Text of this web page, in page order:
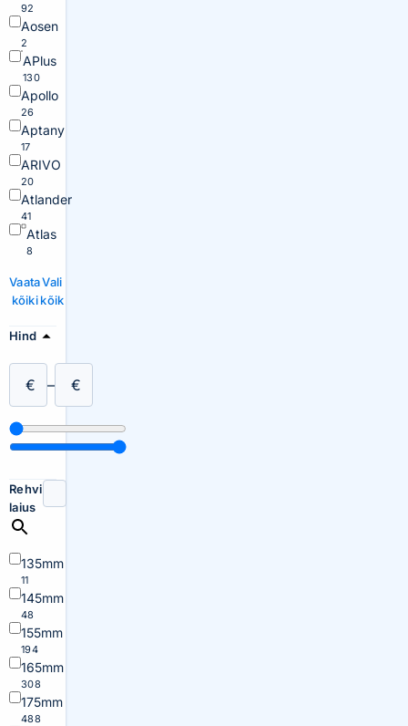
92
Aosen
2
APlus
130
Apollo
26
Aptany
17
ARIVO
20
Atlander
41
Atlas
8
Vaata
kõiki
Vali
kõik
Hind
€ – €
Rehvi
laius
135mm
11
145mm
48
155mm
194
165mm
308
175mm
488